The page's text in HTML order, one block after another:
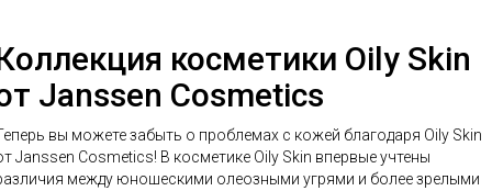
косметики Oily Skin
Janssen Cosmetics
вы можете забыть о проблемах с кожей благодаря Oily Skin
Cosmetics! В косметике Oily Skin впервые учтены
между юношескими олеозными угрями и более зрелыми